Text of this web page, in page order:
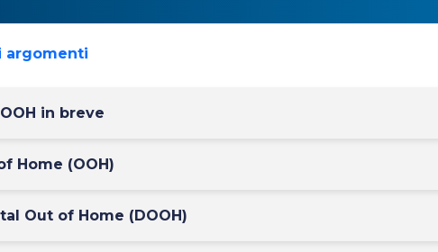
argomenti
in breve
Home (OOH)
Out of Home (DOOH)